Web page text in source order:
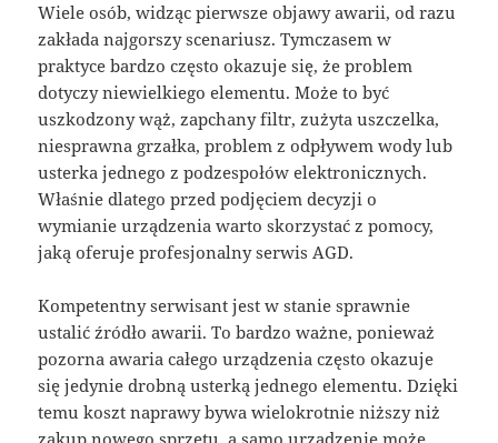
Wiele osób, widząc pierwsze objawy awarii, od razu
zakłada najgorszy scenariusz. Tymczasem w
praktyce bardzo często okazuje się, że problem
dotyczy niewielkiego elementu. Może to być
uszkodzony wąż, zapchany filtr, zużyta uszczelka,
niesprawna grzałka, problem z odpływem wody lub
usterka jednego z podzespołów elektronicznych.
Właśnie dlatego przed podjęciem decyzji o
wymianie urządzenia warto skorzystać z pomocy,
jaką oferuje profesjonalny serwis AGD.
Kompetentny serwisant jest w stanie sprawnie
ustalić źródło awarii. To bardzo ważne, ponieważ
pozorna awaria całego urządzenia często okazuje
się jedynie drobną usterką jednego elementu. Dzięki
temu koszt naprawy bywa wielokrotnie niższy niż